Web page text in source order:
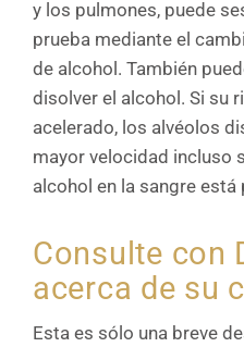
y los pulmones, puede
prueba mediante el
de alcohol. También
disolver el alcohol. Si su
acelerado, los alvéolos
mayor velocidad incluso
alcohol en la sangre está
Consulte con
acerca de su
Esta es sólo una breve